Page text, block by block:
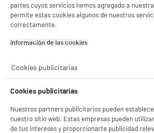
Garantía incluida :3 años
Hasta
Cambio por uno nuevo o por un
Características
Marca
Tipo de producto
Batería
universal
partes cuyos servicios hemos agregado a
permite estas cookies algunos de nuestros
correctamente.
Información de las cookies‎
Cookies publicitarias
Cookies publicitarias
Nuestros partners publicitarios pueden
nuestro sitio web. Estas empresas pueden
de tus intereses y proporcionarte publicidad